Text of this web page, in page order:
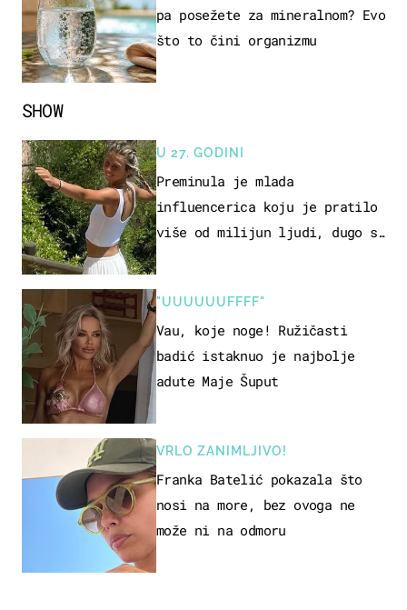
SHOW
U 27. GODINI
Preminula je mlada
influencerica koju je pratilo
više od milijun ljudi, dugo se
"UUUUUUFFFF"
Vau, koje noge! Ružičasti
badić istaknuo je najbolje
adute Maje Šuput
VRLO ZANIMLJIVO!
Franka Batelić pokazala što
nosi na more, bez ovoga ne
može ni na odmoru
pa posežete za mineralnom? Evo
što to čini organizmu